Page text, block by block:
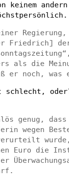
keinem
Friedrich]
als die
er noch, was
schlecht,
genug,
wegen
Euro die